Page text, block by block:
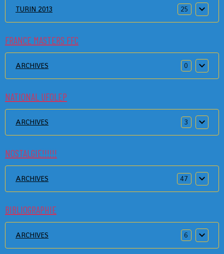
TURIN 2013 25
FRANCE MASTERS FFC
ARCHIVES 0
NATIONAL UFOLEP
ARCHIVES 3
NOSTALGIE!!!!!!
ARCHIVES 47
BIBLIOGRAPHIE
ARCHIVES 6